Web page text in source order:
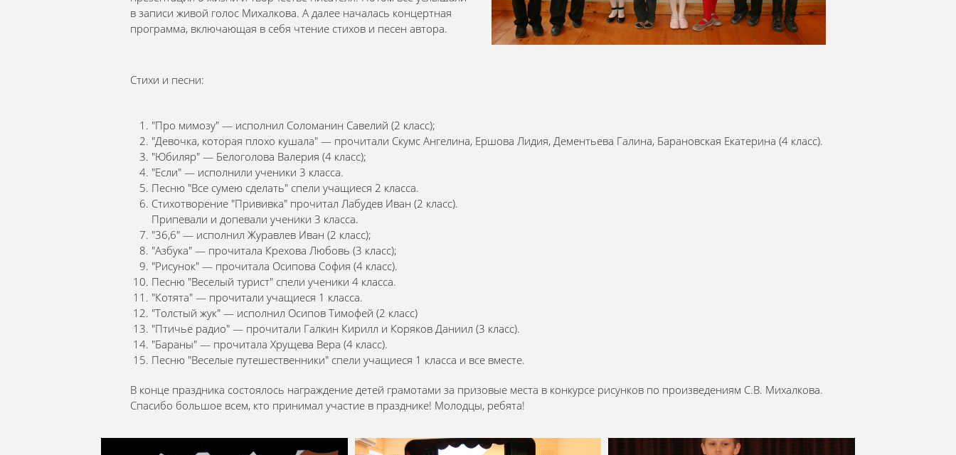
в записи живой голос Михалкова. А далее началась концертная
программа, включающая в себя чтение стихов и песен автора.
Стихи и песни:
"Про мимозу" — исполнил Соломанин Савелий (2 класс);
"Девочка, которая плохо кушала" — прочитали Скумс Ангелина, Ершова Лидия, Дементьева Галина, Барановская Екатерина (4 класс).
"Юбиляр" — Белоголова Валерия (4 класс);
"Если" — исполнили ученики 3 класса.
Песню "Все сумею сделать" спели учащиеся 2 класса.
Стихотворение "Прививка" прочитал Лабудев Иван (2 класс).
Припевали и допевали ученики 3 класса.
"36,6" — исполнил Журавлев Иван (2 класс);
"Азбука" — прочитала Крехова Любовь (3 класс);
"Рисунок" — прочитала Осипова София (4 класс).
Песню "Веселый турист" спели ученики 4 класса.
"Котята" — прочитали учащиеся 1 класса.
"Толстый жук" — исполнил Осипов Тимофей (2 класс)
"Птичье радио" — прочитали Галкин Кирилл и Коряков Даниил (3 класс).
"Бараны" — прочитала Хрущева Вера (4 класс).
Песню "Веселые путешественники" спели учащиеся 1 класса и все вместе.
В конце праздника состоялось награждение детей грамотами за призовые места в конкурсе рисунков по произведениям С.В. Михалкова.
Спасибо большое всем, кто принимал участие в празднике! Молодцы, ребята!